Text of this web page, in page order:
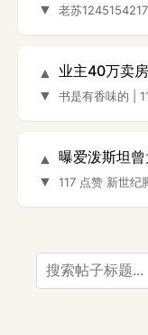
▼
老苏1245154217
▲
▼
业主40万卖
书是有香味的
▲
▼
曝爱泼斯坦
117 点赞 新世纪